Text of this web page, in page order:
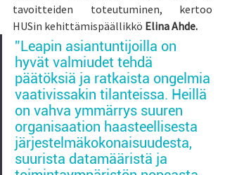
tavoitteiden toteutuminen, kertoo
HUSin kehittämispäällikkö Elina Ahde.
”Leapin asiantuntijoilla on
hyvät valmiudet tehdä
päätöksiä ja ratkaista ongelmia
vaativissakin tilanteissa. Heillä
on vahva ymmärrys suuren
organisaation haasteellisesta
järjestelmäkokonaisuudesta,
suurista datamääristä ja